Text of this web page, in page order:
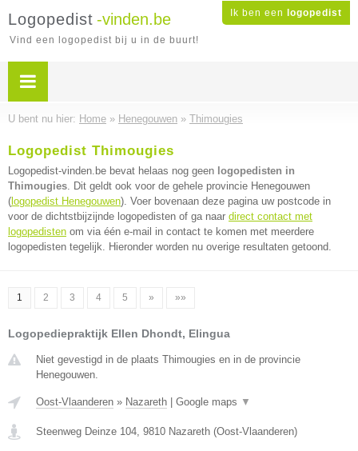
Ik ben een logopedist
Logopedist -vinden.be
Vind een logopedist bij u in de buurt!
U bent nu hier: Home » Henegouwen » Thimougies
Logopedist Thimougies
Logopedist-vinden.be bevat helaas nog geen logopedisten in
Thimougies. Dit geldt ook voor de gehele provincie Henegouwen
( logopedist Henegouwen). Voer bovenaan deze pagina uw postcode in
voor de dichtstbijzijnde logopedisten of ga naar direct contact met
logopedisten om via één e-mail in contact te komen met meerdere
logopedisten tegelijk. Hieronder worden nu overige resultaten getoond.
1 2 3 4 5 » »»
Logopediepraktijk Ellen Dhondt, Elingua
Niet gevestigd in de plaats Thimougies en in de provincie
Henegouwen.
Oost-Vlaanderen » Nazareth Google maps ▼
Steenweg Deinze 104, 9810 Nazareth (Oost-Vlaanderen)